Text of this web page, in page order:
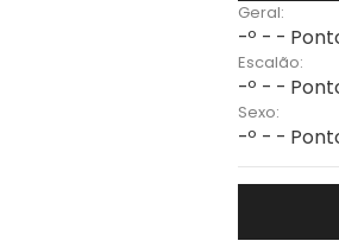
Geral:
-º - -
Escalão:
-º - -
Sexo:
-º - -